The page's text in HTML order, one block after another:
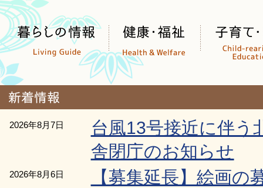
2026年8月7日
台風13号接近に伴う
舎閉庁のお知らせ
2026年8月6日
【募集延長】絵画